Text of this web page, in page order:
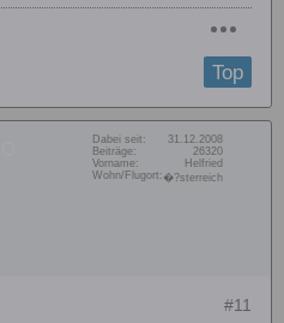
Top
Dabei seit:
31.12.2008
Beiträge:
26320
Vorname:
Helfried
Wohn/Flugort: �?sterreich
#11